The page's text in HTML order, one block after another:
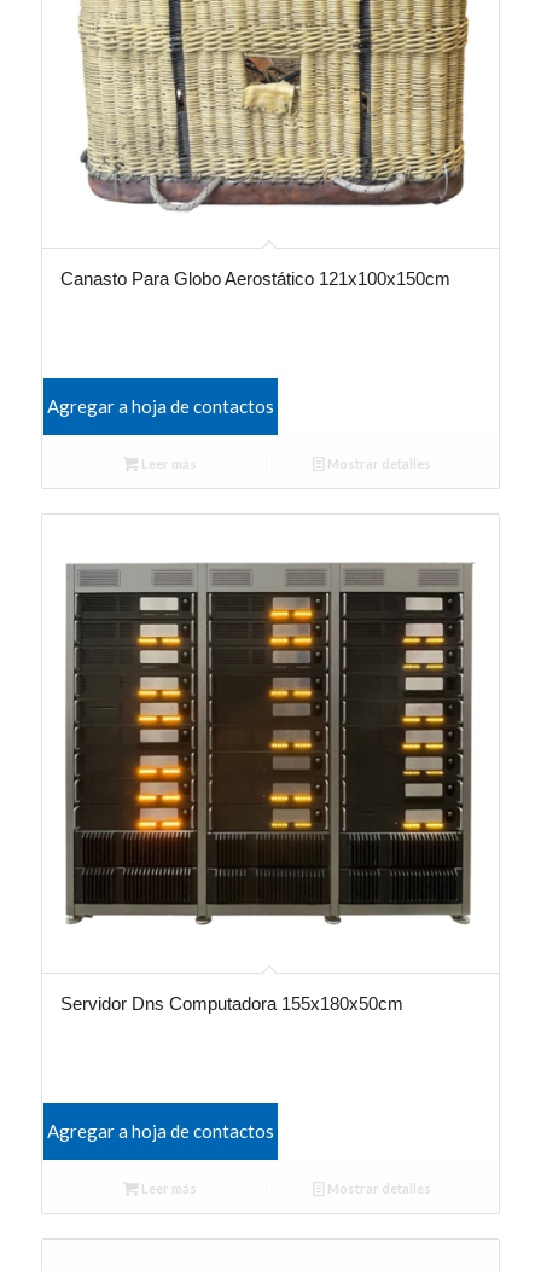
Canasto Para Globo Aerostático 121x100x150cm
Agregar a hoja de contactos
Leer más Mostrar detalles
Servidor Dns Computadora 155x180x50cm
Agregar a hoja de contactos
Leer más Mostrar detalles